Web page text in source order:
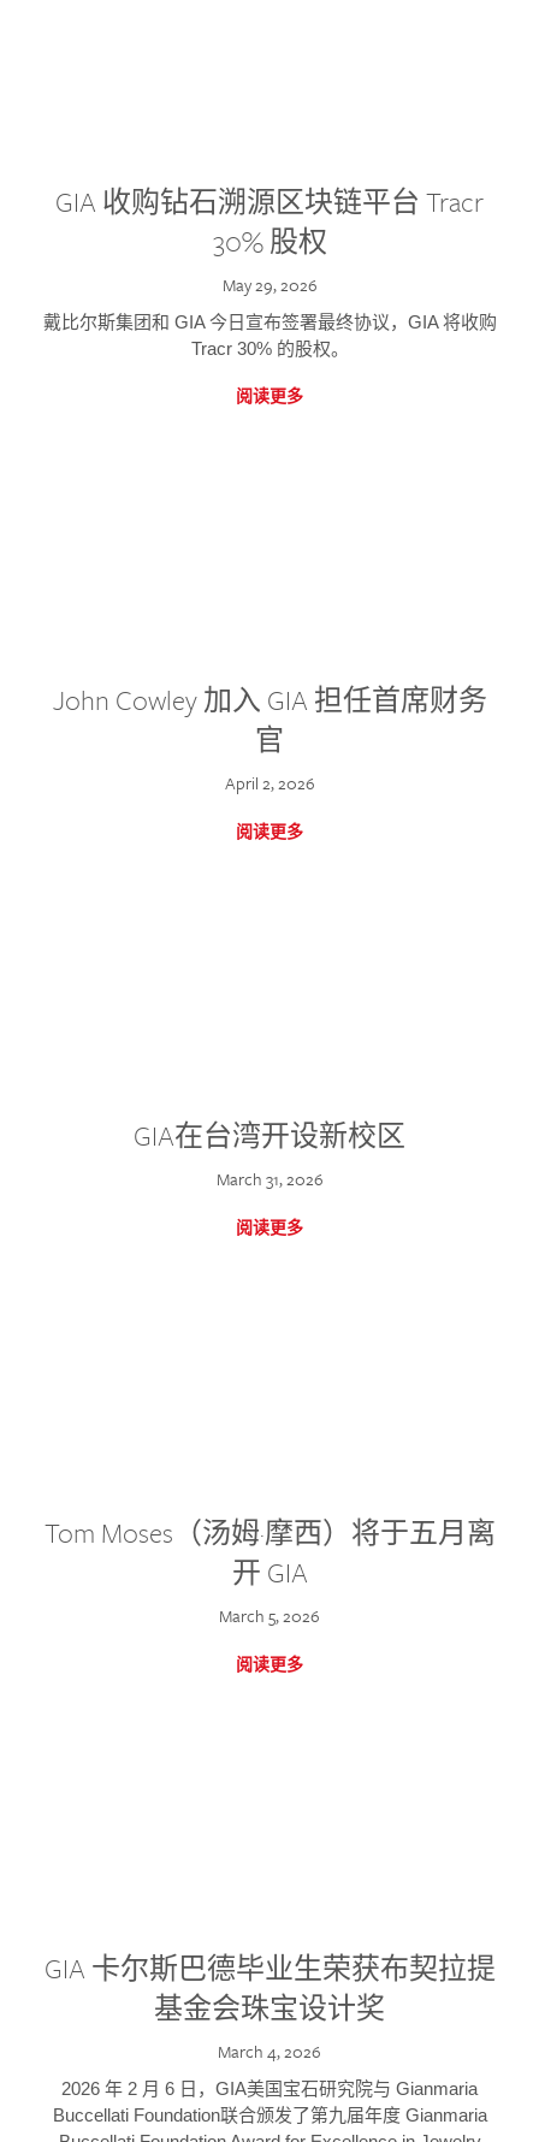
GIA 收购钻石溯源区块链平台 Tracr
30% 股权
May 29, 2026
戴比尔斯集团和 GIA 今日宣布签署最终协议，GIA 将收购
Tracr 30% 的股权。
阅读更多
John Cowley 加入 GIA 担任首席财务
官
April 2, 2026
阅读更多
GIA在台湾开设新校区
March 31, 2026
阅读更多
Tom Moses（汤姆·摩西）将于五月离
开 GIA
March 5, 2026
阅读更多
GIA 卡尔斯巴德毕业生荣获布契拉提
基金会珠宝设计奖
March 4, 2026
2026 年 2 月 6 日，GIA美国宝石研究院与 Gianmaria
Buccellati Foundation联合颁发了第九届年度 Gianmaria